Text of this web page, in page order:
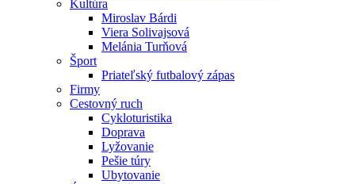
Kultúra
Miroslav Bárdi
Viera Solivajsová
Melánia Turňová
Šport
Priateľský futbalový zápas
Firmy
Cestovný ruch
Cykloturistika
Doprava
Lyžovanie
Pešie túry
Ubytovanie